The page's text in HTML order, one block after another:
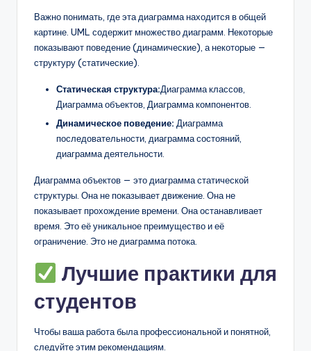
Важно понимать, где эта диаграмма находится в общей
картине. UML содержит множество диаграмм. Некоторые
показывают поведение (динамические), а некоторые —
структуру (статические).
Статическая структура:Диаграмма классов,
Диаграмма объектов, Диаграмма компонентов.
Динамическое поведение: Диаграмма
последовательности, диаграмма состояний,
диаграмма деятельности.
Диаграмма объектов — это диаграмма статической
структуры. Она не показывает движение. Она не
показывает прохождение времени. Она останавливает
время. Это её уникальное преимущество и её
ограничение. Это не диаграмма потока.
Лучшие практики для
студентов
Чтобы ваша работа была профессиональной и понятной,
следуйте этим рекомендациям.